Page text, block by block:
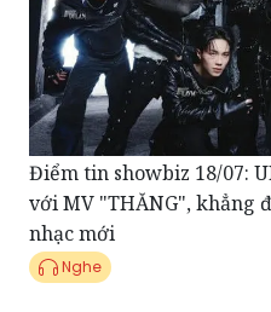
Điểm tin showbiz 18/07:
với MV "THĂNG", khẳng
nhạc mới
Nghe